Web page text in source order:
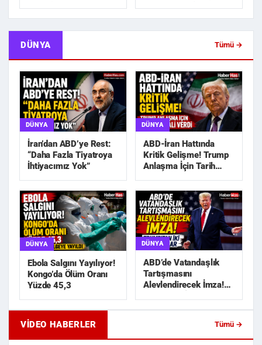
DÜNYA Tümü →
DÜNYA
İran’dan ABD’ye Rest:
“Daha Fazla Tiyatroya
İhtiyacımız Yok”
DÜNYA
ABD-İran Hattında
Kritik Gelişme! Trump
Anlaşma İçin Tarih
DÜNYA
Ebola Salgını Yayılıyor!
Kongo’da Ölüm Oranı
Yüzde 45,3
DÜNYA
ABD’de Vatandaşlık
Tartışmasını
Alevlendirecek İmza!
Karar
VIDEO HABERLER
Tümü →
Geride Bıraktığı Mektup Tefecilik
Samsun'da Lise